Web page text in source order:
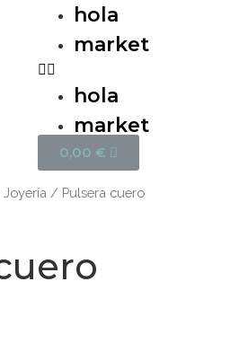
hola
market
hola
market
0,00 €
Joyería / Pulsera cuero